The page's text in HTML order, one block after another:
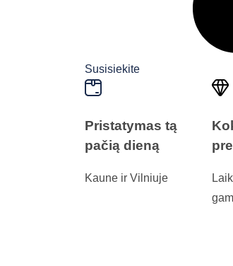
Susisiekite
Pristatymas tą
pačią dieną
Kaune ir Vilniuje